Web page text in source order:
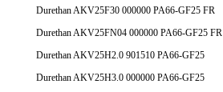
Durethan AKV25F30 000000 PA66-GF25 FR
Durethan AKV25FN04 000000 PA66-GF25 FR
Durethan AKV25H2.0 901510 PA66-GF25
Durethan AKV25H3.0 000000 PA66-GF25